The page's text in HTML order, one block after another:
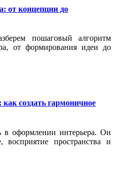
от концепции до
пошаговый алгоритм
от формирования идеи до
создать гармоничное
в оформлении интерьера. Он
восприятие пространства и